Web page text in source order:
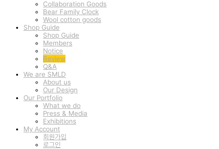
Collaboration Goods
Bear Family Clock
Wool cotton goods
Shop Guide
Shop Guide
Members
Notice
Review
Q&A
We are SMLD
About us
Our Design
Our Portfolio
What we do
Press & Media
Exhibitions
My Account
회원가입
로그인